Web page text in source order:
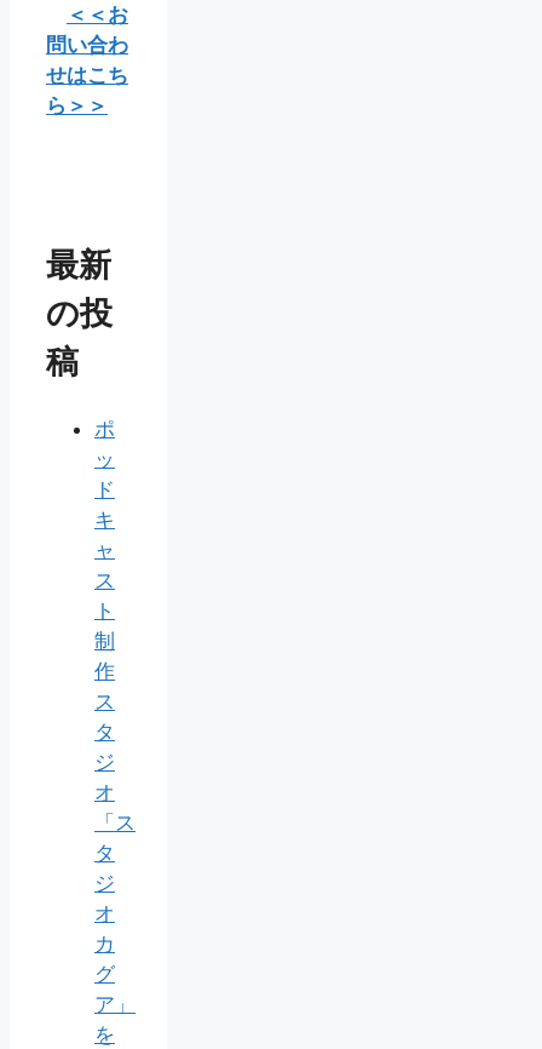
＜＜お
問い合わ
せはこち
ら＞＞
最新
の投
稿
ポ
ッ
ド
キ
ャ
ス
ト
制
作
ス
タ
ジ
オ
「ス
タ
ジ
オ
カ
グ
ア」
を